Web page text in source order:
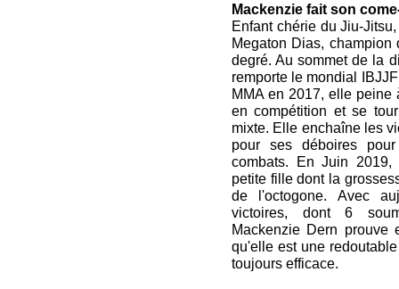
Mackenzie fait son
Enfant chérie du Jiu-
Megaton Dias,
degré. Au sommet de la
remporte le mondial
MMA en 2017, elle
en compétition et se
mixte. Elle enchaîne les
pour ses déboires
combats. En Juin
petite fille dont la
de l'octogone. Avec
victoires, dont 6
Mackenzie Dern prouve
qu'elle est une
toujours efficace.